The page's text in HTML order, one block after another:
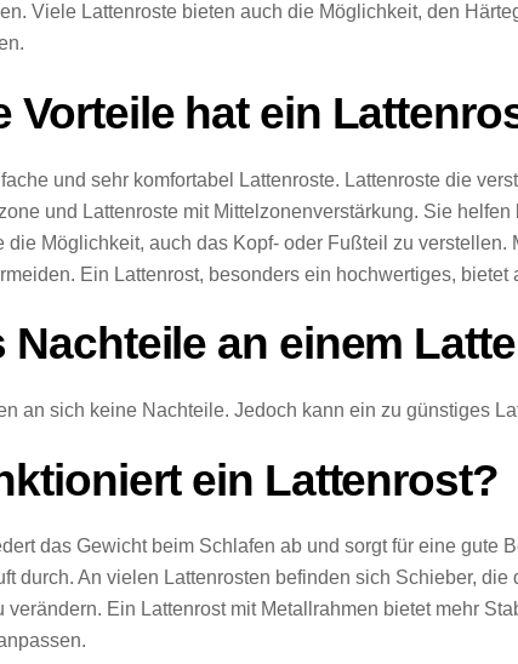
Viele Lattenroste bieten auch die Möglichkeit, den
Vorteile hat ein
und sehr komfortabel Lattenroste. Lattenroste die
und Lattenroste mit Mittelzonenverstärkung. Sie
die Möglichkeit, auch das Kopf- oder Fußteil zu
Ein Lattenrost, besonders ein hochwertiges, bietet
Nachteile an einem
an sich keine Nachteile. Jedoch kann ein zu günstiges
ein Lattenrost?
das Gewicht beim Schlafen ab und sorgt für eine gute
durch. An vielen Lattenrosten befinden sich Schieber,
verändern. Ein Lattenrost mit Metallrahmen bietet mehr